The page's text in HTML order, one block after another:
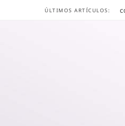
ÚLTIMOS ARTÍCULOS: